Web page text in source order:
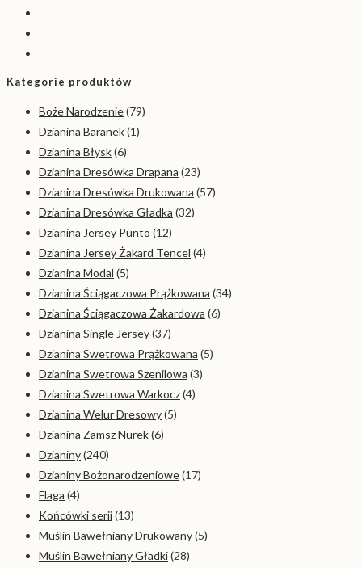
Kategorie produktów
Boże Narodzenie(79)
Dzianina Baranek(1)
Dzianina Błysk(6)
Dzianina Dresówka Drapana (23)
Dzianina Dresówka Drukowana (57)
Dzianina Dresówka Gładka (32)
Dzianina Jersey Punto (12)
Dzianina Jersey Żakard Tencel (4)
Dzianina Modal (5)
Dzianina Ściągaczowa Prążkowana (34)
Dzianina Ściągaczowa Żakardowa (6)
Dzianina Single Jersey(37)
Dzianina Swetrowa Prążkowana (5)
Dzianina Swetrowa Szenilowa (3)
Dzianina Swetrowa Warkocz(4)
Dzianina Welur Dresowy(5)
Dzianina Zamsz Nurek(6)
Dzianiny(240)
Dzianiny Bożonarodzeniowe(17)
Flaga (4)
Końcówki serii(13)
Muślin Bawełniany Drukowany(5)
Muślin Bawełniany Gładki(28)